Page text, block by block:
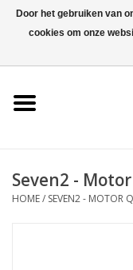
Seven2 -
HOME/ SEVEN2 - MOTOR
Door het gebruiken van
cookies om onze